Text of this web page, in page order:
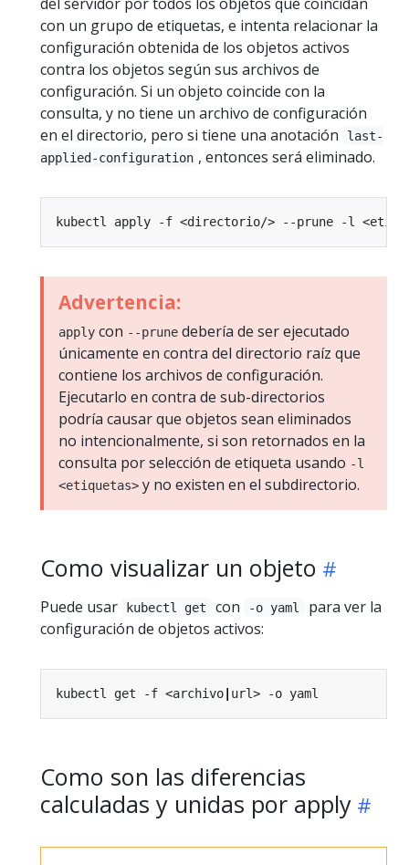
con un grupo de etiquetas, e intenta relacionar la
configuración obtenida de los objetos activos
contra los objetos según sus archivos de
configuración. Si un objeto coincide con la
consulta, y no tiene un archivo de configuración
en el directorio, pero si tiene una anotación
last-
applied-configuration , entonces será eliminado.
Advertencia:
apply con --prune debería de ser ejecutado
únicamente en contra del directorio raíz que
contiene los archivos de configuración.
Ejecutarlo en contra de sub-directorios
podría causar que objetos sean eliminados
no intencionalmente, si son retornados en la
consulta por selección de etiqueta usando -l
<etiquetas> y no existen en el subdirectorio.
Como visualizar un objeto
Puede usar kubectl get con -o yaml
para ver la
configuración de objetos activos:
kubectl get -f <archivo
Como son las diferencias
calculadas y unidas por apply